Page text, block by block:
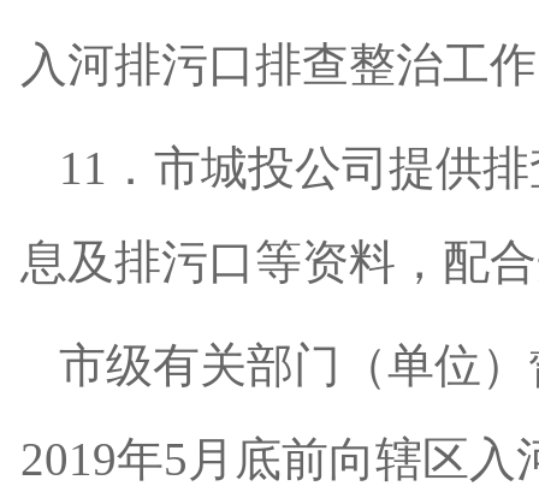
入河排污口排查整治工
11 ．市城投公司提供
息及排污口等资料，配
市级有关部门（单位
2019年5 月底前向辖区